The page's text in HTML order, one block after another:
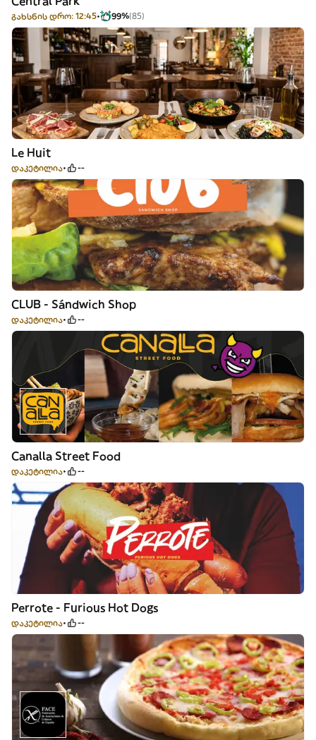
გახსნის დრო: 12:45 99%(85)
Le Huit
დაკეტილია --
CLUB - Sándwich Shop
დაკეტილია --
Canalla Street Food
დაკეტილია --
Perrote - Furious Hot Dogs
დაკეტილია --